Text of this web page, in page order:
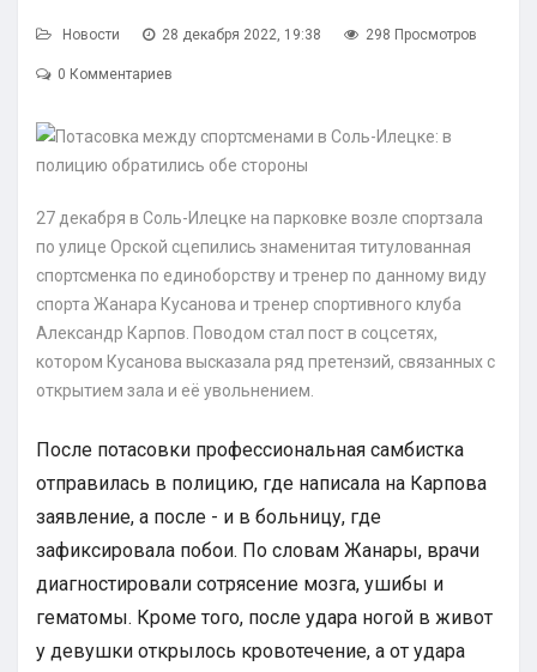
Новости 28 декабря 2022, 19:38 298 Просмотров
0 Комментариев
27 декабря в Соль-Илецке на парковке возле спортзала
по улице Орской сцепились знаменитая титулованная
спортсменка по единоборству и тренер по данному виду
спорта Жанара Кусанова и тренер спортивного клуба
Александр Карпов. Поводом стал пост в соцсетях,
котором Кусанова высказала ряд претензий, связанных с
открытием зала и её увольнением.
После потасовки профессиональная самбистка
отправилась в полицию, где написала на Карпова
заявление, а после - и в больницу, где
зафиксировала побои. По словам Жанары, врачи
диагностировали сотрясение мозга, ушибы и
гематомы. Кроме того, после удара ногой в живот
у девушки открылось кровотечение, а от удара